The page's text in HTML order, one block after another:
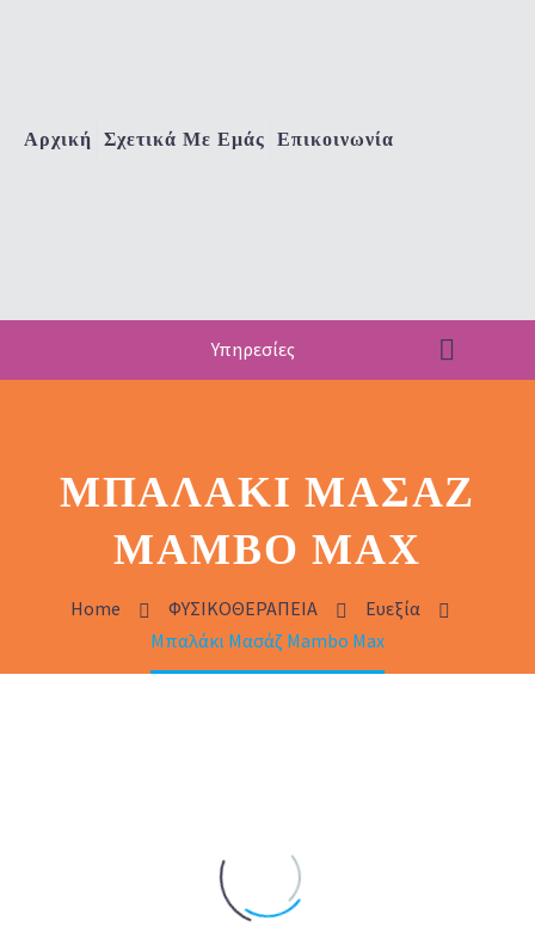
Αρχική Σχετικά Με Εμάς Επικοινωνία
Υπηρεσίες
ΜΠΑΛΆΚΙ ΜΑΣΆΖ
MAMBO MAX
Home ΦΥΣΙΚΟΘΕΡΑΠΕΙΑ
Ευεξία
Μπαλάκι Μασάζ Mambo Max